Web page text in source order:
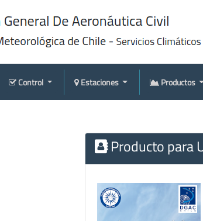
Control Estaciones Productos
Producto para